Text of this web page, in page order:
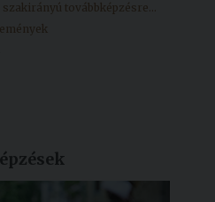
továbbképzésre...